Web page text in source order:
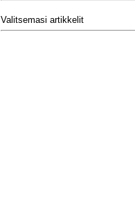
Valitsemasi artikkelit